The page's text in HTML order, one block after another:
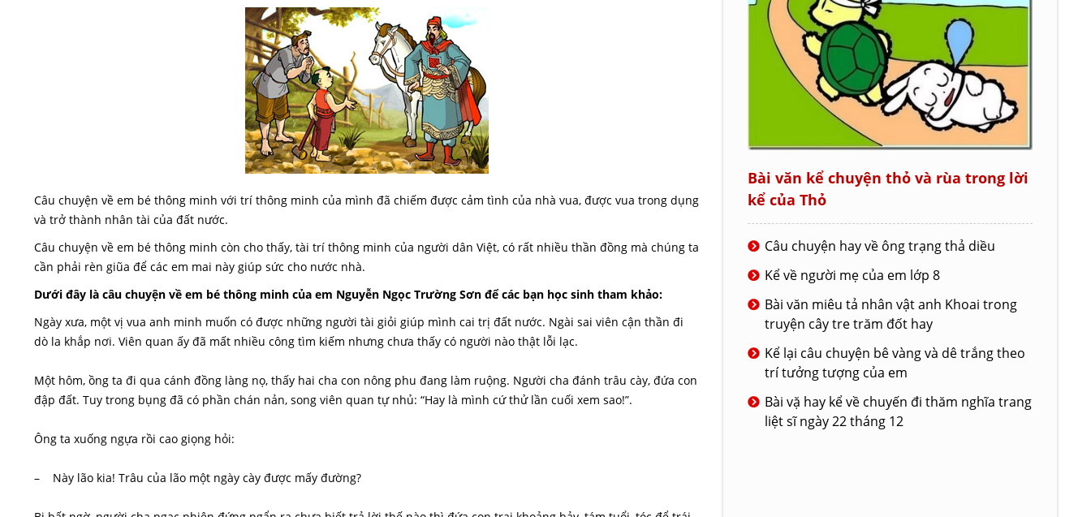
Câu chuyện về em bé thông minh với trí thông minh của mình đã chiếm được cảm tình của nhà vua, được vua trong dụng
và trở thành nhân tài của đất nước.
Câu chuyện về em bé thông minh còn cho thấy, tài trí thông minh của người dân Việt, có rất nhiều thần đồng mà chúng ta
cần phải rèn giũa để các em mai này giúp sức cho nước nhà.
Dưới đây là câu chuyện về em bé thông minh của em Nguyễn Ngọc Trường Sơn để các bạn học sinh tham khảo:
Ngày xưa, một vị vua anh minh muốn có được những người tài giỏi giúp mình cai trị đất nước. Ngài sai viên cận thần đi
dò la khắp nơi. Viên quan ấy đã mất nhiều công tìm kiếm nhưng chưa thấy có người nào thật lỗi lạc.
Một hôm, ồng ta đi qua cánh đồng làng nọ, thấy hai cha con nông phu đang làm ruộng. Người cha đánh trâu cày, đứa con
đập đất. Tuy trong bụng đã có phần chán nản, song viên quan tự nhủ: “Hay là mình cứ thử lần cuối xem sao!”.
Ông ta xuống ngựa rồi cao giọng hỏi:
– Này lão kia! Trâu của lão một ngày cày được mấy đường?
Bài văn kể chuyện thỏ và rùa trong lời
kể của Thỏ
Câu chuyện hay về ông trạng thả diều
Kể về người mẹ của em lớp 8
Bài văn miêu tả nhân vật anh Khoai trong
truyện cây tre trăm đốt hay
Kể lại câu chuyện bê vàng và dê trắng theo
trí tưởng tượng của em
Bài vặ hay kể về chuyến đi thăm nghĩa trang
liệt sĩ ngày 22 tháng 12